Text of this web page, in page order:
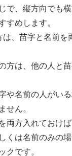
で、縦方向でも
すめします。
、苗字と名前を
方は、他の人と
や名前の人がい
せん。
両方入れておけば
くは名前のみの
クです。